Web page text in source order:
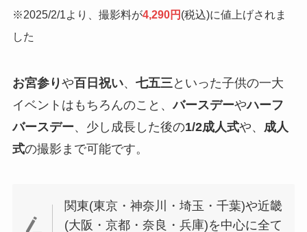
※2025/2/1より、撮影料が4,290円 (税込)に値上げされま
した
お宮参りや百日祝い、 七五三 といった子供の一大
イベントはもちろんのこと、バースデーやハーフ
バースデー、少し成長した後の1/2成人式や、 成人
式の撮影まで可能です。
関東(東京・神奈川・埼玉・千葉)や近畿
(大阪・京都・奈良・兵庫)を中心に全て